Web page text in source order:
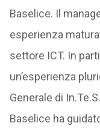
Baselice. Il
esperienza
settore ICT. In
un’esperienza
Generale di
Baselice ha